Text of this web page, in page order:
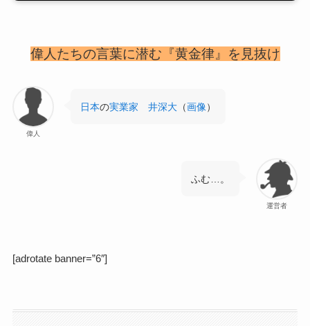
偉人たちの言葉に潜む『黄金律』を見抜け
偉人
日本の実業家 井深大 （画像）
運営者
ふむ…。
[adrotate banner=”6″]